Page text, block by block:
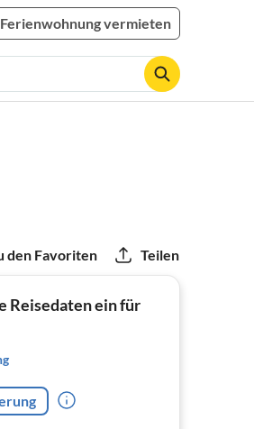
Ferienwohnung vermieten
den Favoriten Teilen
Reisedaten ein für